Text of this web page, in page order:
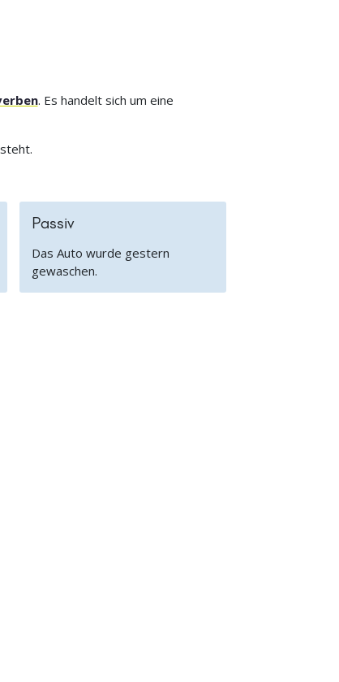
. Es handelt sich um eine
Passiv
Das Auto wurde gestern
gewaschen.